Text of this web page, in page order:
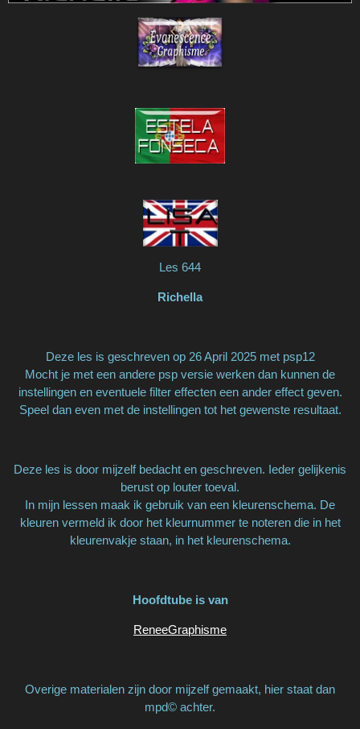
Les 644
Richella
Deze les is geschreven op 26 April 2025 met psp12
Mocht je met een andere psp versie werken dan kunnen de
instellingen en eventuele filter effecten een ander effect geven.
Speel dan even met de instellingen tot het gewenste resultaat.
Deze les is door mijzelf bedacht en geschreven. Ieder gelijkenis
berust op louter toeval.
In mijn lessen maak ik gebruik van een kleurenschema. De
kleuren vermeld ik door het kleurnummer te noteren die in het
kleurenvakje staan, in het kleurenschema.
Hoofdtube is van
ReneeGraphisme
Overige materialen zijn door mijzelf gemaakt, hier staat dan
mpd© achter.